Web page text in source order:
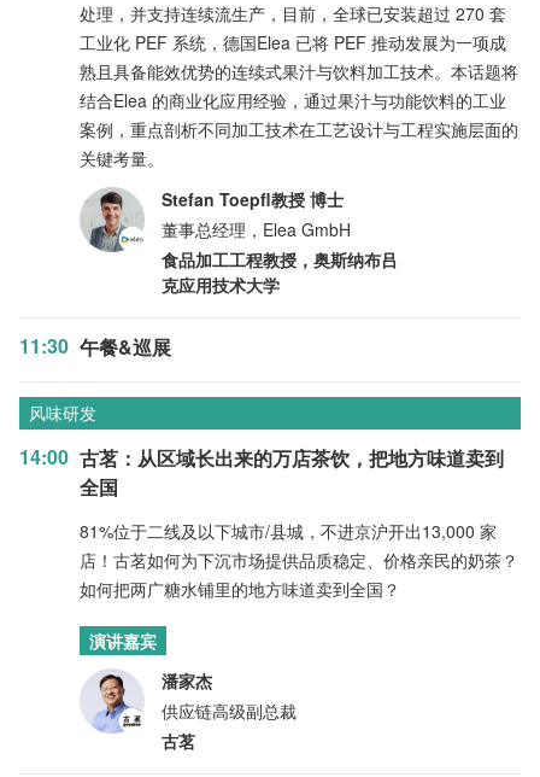
处理，并支持连续流生产，目前，全球已安装超过 270 套
工业化 PEF 系统，德国Elea 已将 PEF 推动发展为一项成
熟且具备能效优势的连续式果汁与饮料加工技术。本话题将
结合Elea 的商业化应用经验，通过果汁与功能饮料的工业
案例，重点剖析不同加工技术在工艺设计与工程实施层面的
关键考量。
Stefan Toepfl教授 博士
董事总经理，Elea GmbH
食品加工工程教授，奥斯纳布吕
克应用技术大学
11:30 午餐&巡展
风味研发
14:00 古茗：从区域长出来的万店茶饮，把地方味道卖到
全国
81%位于二线及以下城市/县城，不进京沪开出13,000 家
店！古茗如何为下沉市场提供品质稳定、价格亲民的奶茶？
如何把两广糖水铺里的地方味道卖到全国？
演讲嘉宾
潘家杰
供应链高级副总裁
古茗